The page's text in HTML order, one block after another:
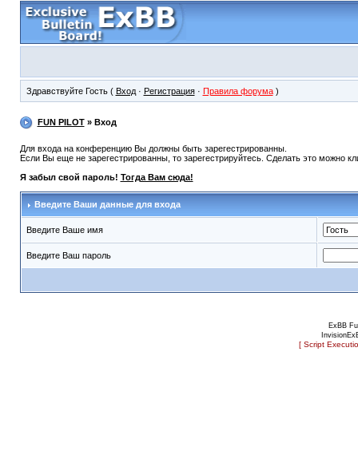
Здравствуйте Гость ( Вход· Регистрация· Правила форума)
FUN PILOT» Вход
Для входа на конференцию Вы должны быть зарегестрированны.
Если Вы еще не зарегестрированны, то зарегестрируйтесь. Сделать это можно
Я забыл свой пароль! Тогда Вам сюда!
Введите Ваши данные для входа
Введите Ваше имя
Введите Ваш пароль
ExBB
[ Script